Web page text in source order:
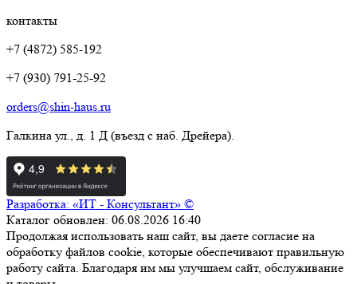
контакты
+7 (4872) 585-192
+7 (930) 791-25-92
orders@shin-haus.ru
Галкина ул., д. 1 Д (въезд с наб. Дрейера).
Разработка: «ИТ - Консультант» ©
Каталог обновлен: 06.08.2026 16:40
Продолжая использовать наш сайт, вы даете согласие на
обработку файлов cookie, которые обеспечивают правильную
работу сайта. Благодаря им мы улучшаем сайт, обслуживание